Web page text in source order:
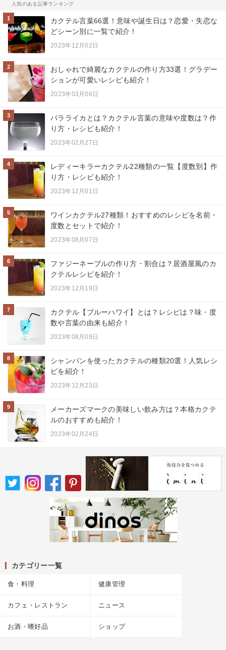
人気のある記事ランキング
1
カクテル言葉66選！意味や誕生日は？恋愛・失恋な
どシーン別に一覧で紹介！
2023年12月02日
2
おしゃれで綺麗なカクテルの作り方33選！グラデー
ションが可愛いレシピも紹介！
2023年03月06日
3
バラライカとは？カクテル言葉の意味や度数は？作
り方・レシピも紹介！
2023年02月27日
4
レディーキラーカクテル22種類の一覧【度数別】作
り方・レシピも紹介！
2023年12月01日
5
ワインカクテル27種類！おすすめのレシピを名前・
度数とセットで紹介！
2023年08月07日
6
ファジーネーブルの作り方・割合は？居酒屋風のカ
クテルレシピを紹介！
2023年12月19日
7
カクテル【ブルーハワイ】とは？レシピは？味・度
数や言葉の由来も紹介！
2023年08月09日
8
シャンパンを使ったカクテルの種類20選！人気レシ
ピを紹介！
2023年12月23日
9
メーカーズマークの美味しい飲み方は？本格カクテ
ルのおすすめも紹介！
2023年02月24日
カテゴリー一覧
食・料理 健康管理
カフェ・レストラン ニュース
お酒・嗜好品 ショップ